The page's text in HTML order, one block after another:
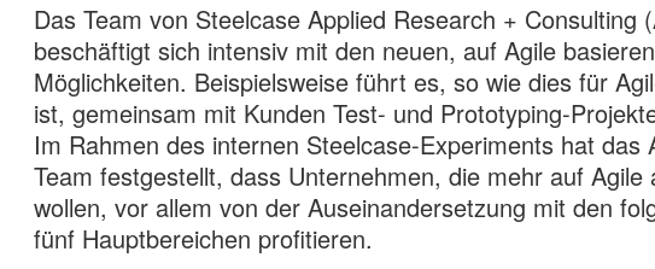
Das Team von Steelcase Applied Research + Consulting
beschäftigt sich intensiv mit den neuen, auf Agile
Möglichkeiten. Beispielsweise führt es, so wie dies für
ist, gemeinsam mit Kunden Test- und Prototyping-
Im Rahmen des internen Steelcase-Experiments hat das
Team festgestellt, dass Unternehmen, die mehr auf Agile
wollen, vor allem von der Auseinandersetzung mit den
fünf Hauptbereichen profitieren.